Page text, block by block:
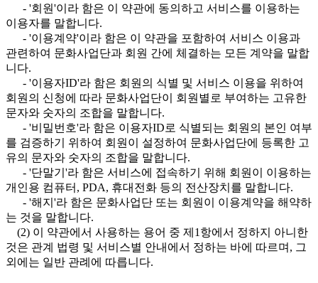
- '회원'이라 함은 이 약관에 동의하고 서비스를 이용하는
이용자를 말합니다.
- '이용계약'이라 함은 이 약관을 포함하여 서비스 이용과
관련하여 문화사업단과 회원 간에 체결하는 모든 계약을 말합
니다.
- '이용자ID'라 함은 회원의 식별 및 서비스 이용을 위하여
회원의 신청에 따라 문화사업단이 회원별로 부여하는 고유한
문자와 숫자의 조합을 말합니다.
- '비밀번호'라 함은 이용자ID로 식별되는 회원의 본인 여부
를 검증하기 위하여 회원이 설정하여 문화사업단에 등록한 고
유의 문자와 숫자의 조합을 말합니다.
- '단말기'라 함은 서비스에 접속하기 위해 회원이 이용하는
개인용 컴퓨터, PDA, 휴대전화 등의 전산장치를 말합니다.
- '해지'라 함은 문화사업단 또는 회원이 이용계약을 해약하
는 것을 말합니다.
(2) 이 약관에서 사용하는 용어 중 제1항에서 정하지 아니한
것은 관계 법령 및 서비스별 안내에서 정하는 바에 따르며, 그
외에는 일반 관례에 따릅니다.